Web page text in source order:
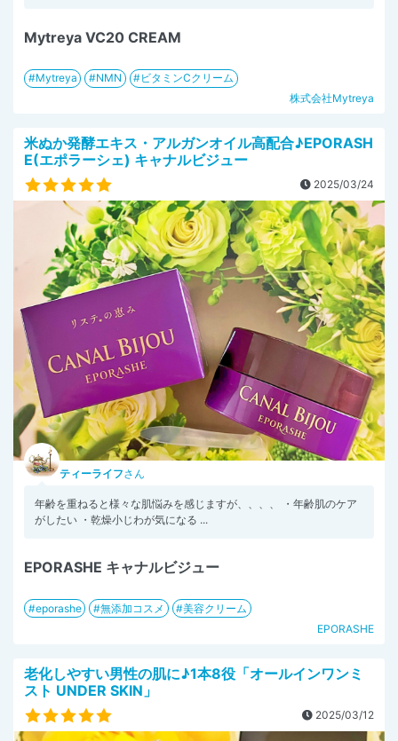
Mytreya VC20 CREAM
Mytreya NMN
ビタミンCクリーム
株式会社Mytreya
米ぬか発酵エキス・アルガンオイル高配合♪EPORASH
E(エポラーシェ) キャナルビジュー
2025/03/24
ティーライフさん
年齢を重ねると様々な肌悩みを感じますが、、、、 ・年齢肌のケア
がしたい ・乾燥小じわが気になる ...
EPORASHE キャナルビジュー
eporashe 無添加コスメ
美容クリーム
EPORASHE
老化しやすい男性の肌に♪1本8役「オールインワンミ
スト UNDER SKIN」
2025/03/12